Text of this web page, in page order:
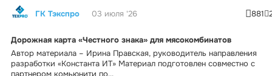
ГК Тэкспро
03 июля '26 881
Дорожная карта «Честного знака» для мясокомбинатов
Автор материала – Ирина Правская, руководитель направления
разработки «Константа ИТ» Материал подготовлен совместно с
партнером комьюнити по...